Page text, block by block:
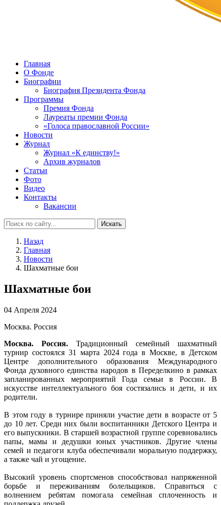
Главная
О Фонде
Биографии
Биография Президента Фонда
Программы
Премия Фонда
Лауреаты премии Фонда
«Голоса православной России»
Новости
Журнал
Журнал «К единству!»
Архив журналов
Статьи
Фото
Видео
Контакты
Вакансии
Искать
Назад
Главная
Новости
Шахматные бои
Шахматные бои
04 Апреля 2024
Москва. Россия
Москва. Россия. Традиционный семейный шахматный
турнир состоялся 31 марта 2024 года в Москве, в Детском
Центре дополнительного образования Международного
Фонда духовного единства народов в Переделкино в рамках
запланированных мероприятий Года семьи в России. В
искусстве интеллектуального боя состязались и дети, и их
родители.
В этом году в турнире приняли участие дети в возрасте от 5
до 10 лет. Среди них были воспитанники Детского Центра и
его выпускники. В старшей возрастной группе соревновались
папы, мамы и дедушки юных участников. Другие члены
семей и педагоги клуба обеспечивали моральную поддержку,
а также чай и угощение.
Высокий уровень спортсменов способствовал напряженной
борьбе и переживаниям болельщиков. Справиться с
волнением ребятам помогала семейная сплоченность и